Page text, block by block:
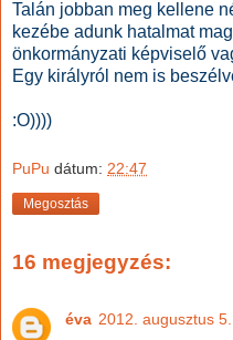
Talán jobban meg kellene
kezébe adunk hatalmat
önkormányzati képviselő
Egy királyról nem is
:O))))
PuPu dátum: 22:47
Megosztás
16 megjegyzés:
éva 2012. augusztus